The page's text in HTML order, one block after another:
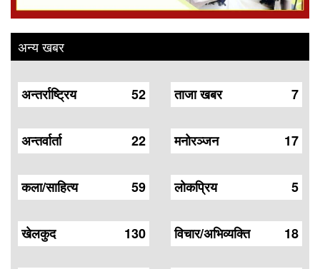
अन्य खबर
52
अन्तर्राष्ट्रिय
22
अन्तर्वार्ता
59
कला/साहित्य
130
खेलकुद
7
ताजा खबर
17
मनोरञ्जन
5
लोकप्रिय
18
विचार/अभिव्यक्ति